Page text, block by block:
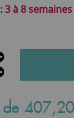
3 à 8
407,20